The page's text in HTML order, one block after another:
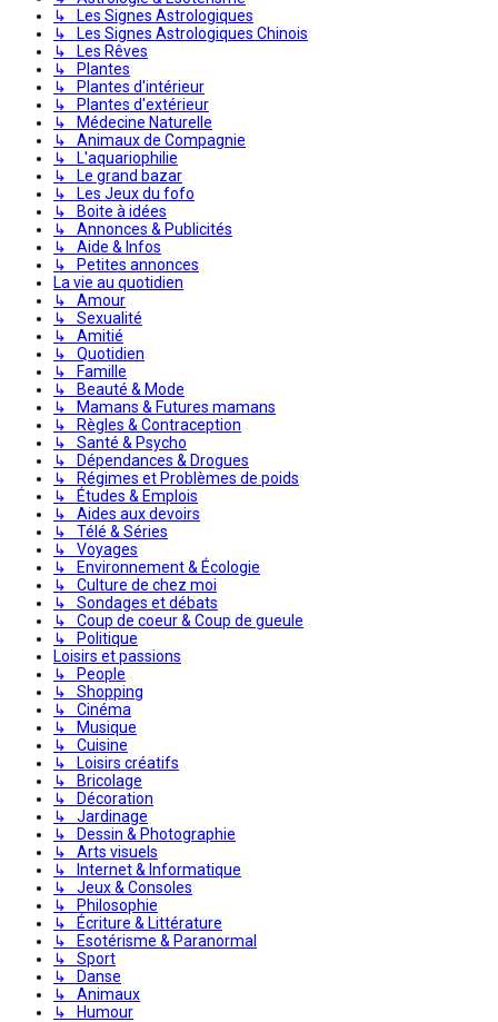
↳ Les Signes Astrologiques
↳ Les Signes Astrologiques Chinois
↳ Les Rêves
↳ Plantes
↳ Plantes d'intérieur
↳ Plantes d'extérieur
↳ Médecine Naturelle
↳ Animaux de Compagnie
↳ L'aquariophilie
↳ Le grand bazar
↳ Les Jeux du fofo
↳ Boite à idées
↳ Annonces & Publicités
↳ Aide & Infos
↳ Petites annonces
La vie au quotidien
↳ Amour
↳ Sexualité
↳ Amitié
↳ Quotidien
↳ Famille
↳ Beauté & Mode
↳ Mamans & Futures mamans
↳ Règles & Contraception
↳ Santé & Psycho
↳ Dépendances & Drogues
↳ Régimes et Problèmes de poids
↳ Études & Emplois
↳ Aides aux devoirs
↳ Télé & Séries
↳ Voyages
↳ Environnement & Écologie
↳ Culture de chez moi
↳ Sondages et débats
↳ Coup de coeur & Coup de gueule
↳ Politique
Loisirs et passions
↳ People
↳ Shopping
↳ Cinéma
↳ Musique
↳ Cuisine
↳ Loisirs créatifs
↳ Bricolage
↳ Décoration
↳ Jardinage
↳ Dessin & Photographie
↳ Arts visuels
↳ Internet & Informatique
↳ Jeux & Consoles
↳ Philosophie
↳ Écriture & Littérature
↳ Esotérisme & Paranormal
↳ Sport
↳ Danse
↳ Animaux
↳ Humour